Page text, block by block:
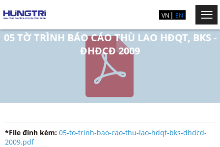
VN EN
05 TỜ TRÌNH BÁO CÁO THÙ LAO HĐQT, BKS -
ĐHĐCĐ 2009
*File đính kèm: 05-to-trinh-bao-cao-thu-lao-hdqt-bks-dhdcd-
2009.pdf